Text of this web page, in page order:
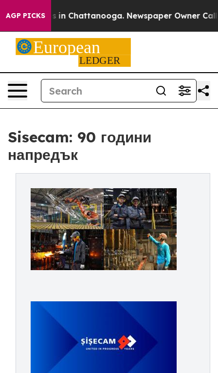
AGP PICKS
Chaos in Chattanooga. Newspaper Owner Calls
Sisecam: 90 години
напредък